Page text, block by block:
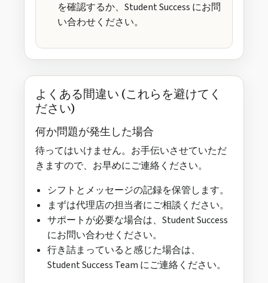
を確認するか、Student Success にお問
い合わせください。
よくある間違い (これらを避けてく
ださい)
何か問題が発生した場合
待ってはいけません。お手伝いさせていただ
きますので、お早めにご連絡ください。
シフトとメッセージの記録を保管します。
まずは代理店の担当者にご相談ください。
サポートが必要な場合は、Student Success
にお問い合わせください。
行き詰まっていると感じた場合は、
Student Success Team にご連絡ください。